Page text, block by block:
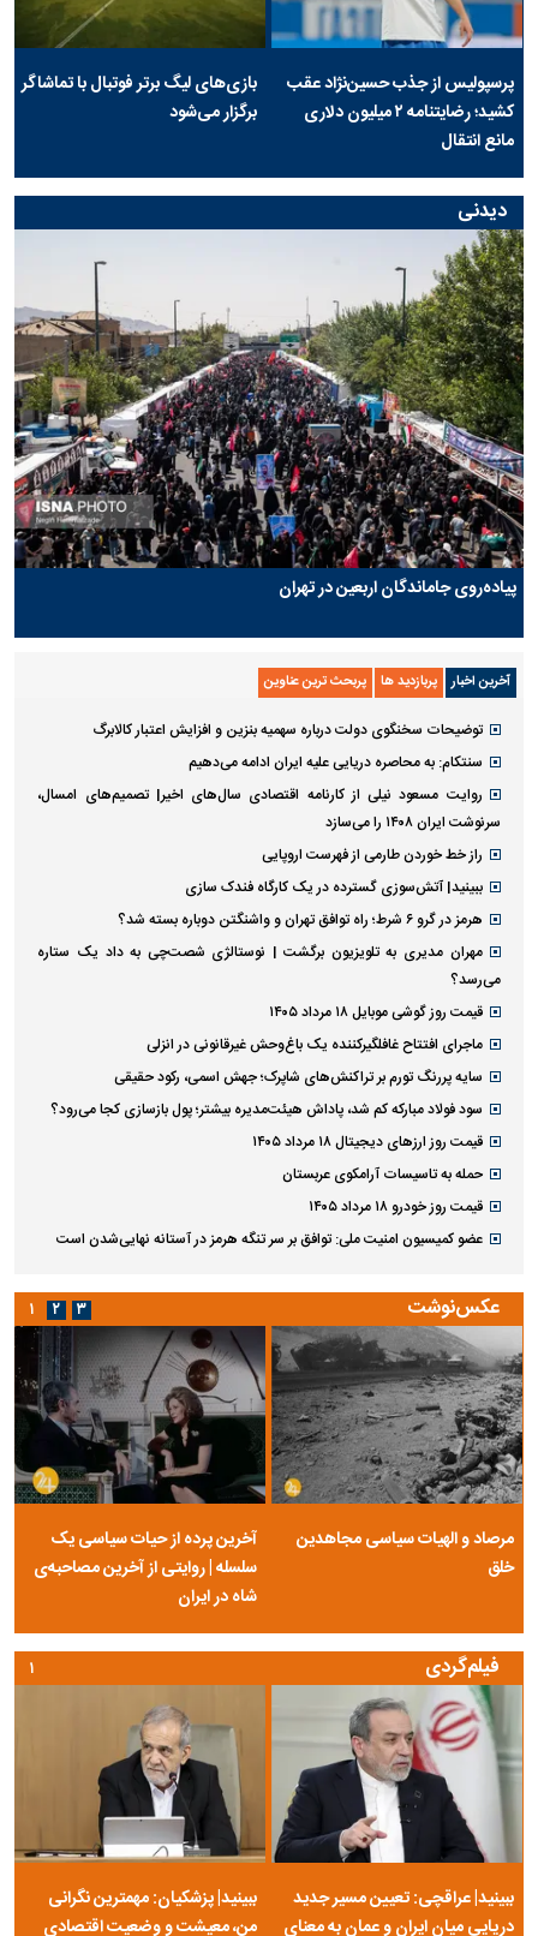
پرسپولیس از جذب حسین‌نژاد عقب
کشید؛ رضایتنامه ۲ میلیون دلاری
مانع انتقال
بازی‌های لیگ برتر فوتبال با تماشاگر
برگزار می‌شود
دیدنی
پیاده‌روی جاماندگان اربعین در تهران
آخرین اخبار پربازدید ها پربحث ترین عناوین
توضیحات سخنگوی دولت درباره سهمیه بنزین و افزایش اعتبار کالابرگ
سنتکام: به محاصره دریایی علیه ایران ادامه می‌دهیم
روایت مسعود نیلی از کارنامه اقتصادی سال‌های اخیر| تصمیم‌های امسال،
سرنوشت ایران ۱۴۰۸ را می‌سازد
راز خط خوردن طارمی از فهرست اروپایی
ببینید| آتش‌سوزی گسترده در یک کارگاه فندک سازی
هرمز در گرو ۶ شرط؛ راه توافق تهران و واشنگتن دوباره بسته شد؟
مهران مدیری به تلویزیون برگشت | نوستالژی شصت‌چی به داد یک ستاره
می‌رسد؟
قیمت روز گوشی موبایل ۱۸ مرداد ۱۴۰۵
ماجرای افتتاح غافلگیرکننده یک باغ‌وحش غیرقانونی در انزلی
سایه پررنگ تورم بر تراکنش‌های شاپرک؛ جهش اسمی، رکود حقیقی
سود فولاد مبارکه کم شد، پاداش هیئت‌مدیره بیشتر؛ پول بازسازی کجا می‌رود؟
قیمت روز ارز‌های دیجیتال ۱۸ مرداد ۱۴۰۵
حمله به تاسیسات آرامکوی عربستان
قیمت روز خودرو ۱۸ مرداد ۱۴۰۵
عضو کمیسیون امنیت ملی: توافق بر سر تنگه هرمز در آستانه نهایی‌شدن است
عکس‌نوشت
مرصاد و الهیات سیاسی مجاهدین
خلق
آخرین پرده از حیات سیاسی یک
سلسله | روایتی از آخرین مصاحبه‌ی
شاه در ایران
۱ ۲ ۳
فیلم‌گردی
ببینید| عراقچی: تعیین مسیر جدید
دریایی میان ایران و عمان به معنای
ببینید| پزشکیان: مهمترین نگرانی
من، معیشت و وضعیت اقتصادی
۱